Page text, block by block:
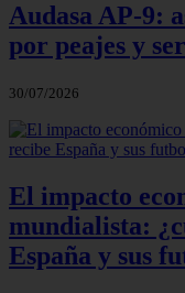
Audasa AP-9:
por peajes y
30/07/2026
El impacto
mundialista:
España y sus